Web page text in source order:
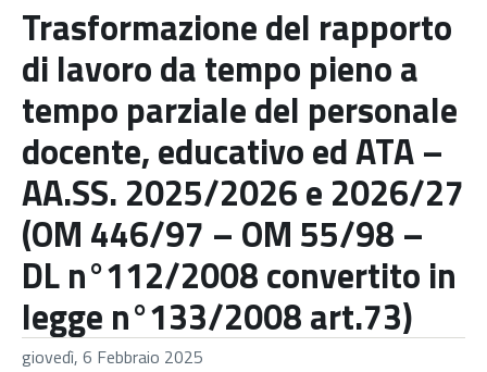
Trasformazione del rapporto
di lavoro da tempo pieno a
tempo parziale del personale
docente, educativo ed ATA –
AA.SS. 2025/2026 e 2026/27
(OM 446/97 – OM 55/98 –
DL n°112/2008 convertito in
legge n°133/2008 art.73)
giovedì, 6 Febbraio 2025